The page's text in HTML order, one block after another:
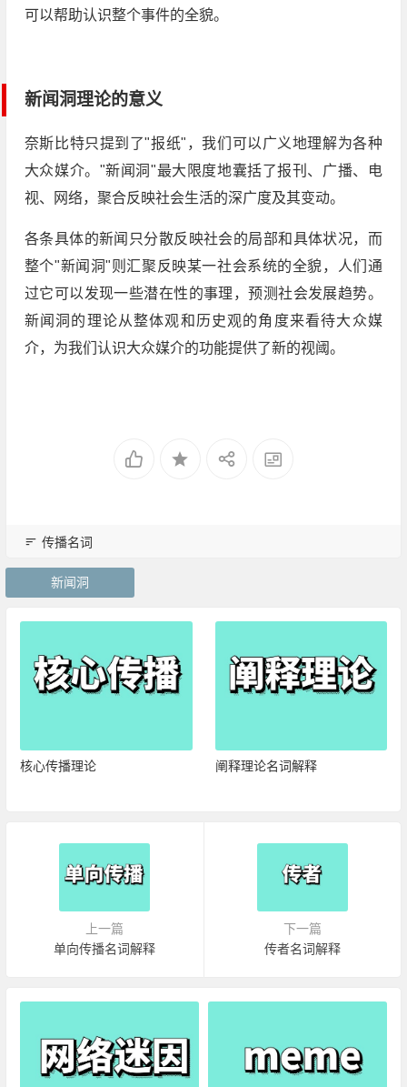
可以帮助认识整个事件的全貌。
新闻洞理论的意义
奈斯比特只提到了"报纸"，我们可以广义地理解为各种
大众媒介。"新闻洞"最大限度地囊括了报刊、广播、电
视、网络，聚合反映社会生活的深广度及其变动。
各条具体的新闻只分散反映社会的局部和具体状况，而
整个"新闻洞"则汇聚反映某一社会系统的全貌，人们通
过它可以发现一些潜在性的事理，预测社会发展趋势。
新闻洞的理论从整体观和历史观的角度来看待大众媒
介，为我们认识大众媒介的功能提供了新的视阈。
传播名词
新闻洞
核心传播理论 阐释理论名词解释
上一篇
单向传播名词解释
下一篇
传者名词解释